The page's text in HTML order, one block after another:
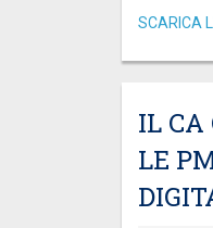
SCARICA
IL CA
LE